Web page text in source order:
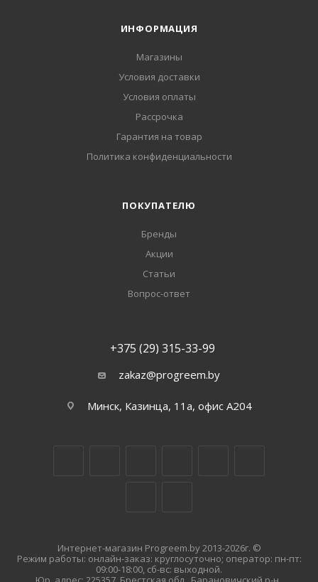
ИНФОРМАЦИЯ
Магазины
Условия доставки
Условия оплаты
Рассрочка
Гарантия на товар
Политика конфиденциальности
ПОКУПАТЕЛЮ
Бренды
Акции
Статьи
Вопрос-ответ
+375 (29) 315-33-99
zakaz@progreem.by
Минск, Казинца, 11а, офис А204
Интернет-магазин Progreem.by 2013-2026г. ©
Режим работы: онлайн-заказ: круглосуточно; оператор: пн-пт:
09:00-18:00, сб-вс: выходной.